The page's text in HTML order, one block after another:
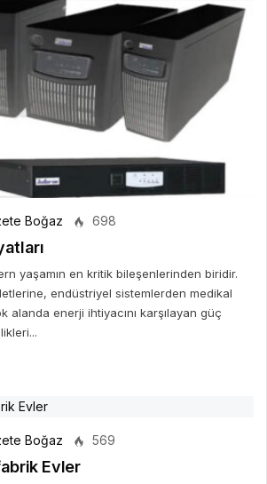
Boğaz 698
yaşamın en kritik bileşenlerinden biridir.
endüstriyel sistemlerden medikal
alanda enerji ihtiyacını karşılayan güç
Boğaz 569
Evler